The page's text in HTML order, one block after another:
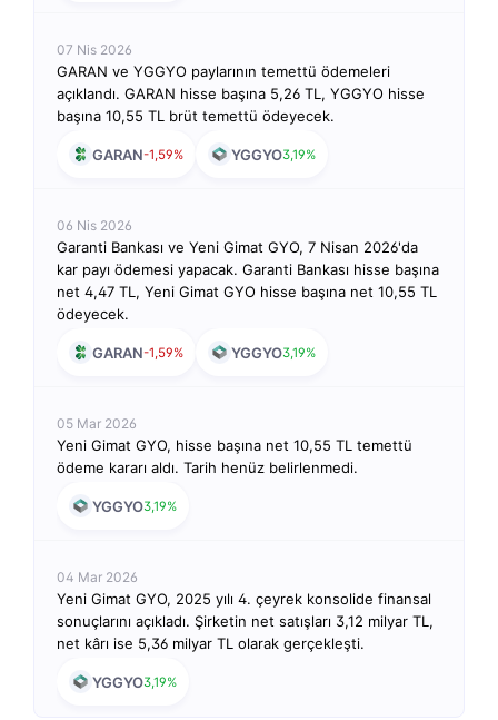
07 Nis 2026
GARAN ve YGGYO paylarının temettü ödemeleri
açıklandı. GARAN hisse başına 5,26 TL, YGGYO hisse
başına 10,55 TL brüt temettü ödeyecek.
GARAN-1,59% YGGYO3,19%
06 Nis 2026
Garanti Bankası ve Yeni Gimat GYO, 7 Nisan 2026'da
kar payı ödemesi yapacak. Garanti Bankası hisse başına
net 4,47 TL, Yeni Gimat GYO hisse başına net 10,55 TL
ödeyecek.
GARAN-1,59% YGGYO3,19%
05 Mar 2026
Yeni Gimat GYO, hisse başına net 10,55 TL temettü
ödeme kararı aldı. Tarih henüz belirlenmedi.
YGGYO3,19%
04 Mar 2026
Yeni Gimat GYO, 2025 yılı 4. çeyrek konsolide finansal
sonuçlarını açıkladı. Şirketin net satışları 3,12 milyar TL,
net kârı ise 5,36 milyar TL olarak gerçekleşti.
YGGYO3,19%